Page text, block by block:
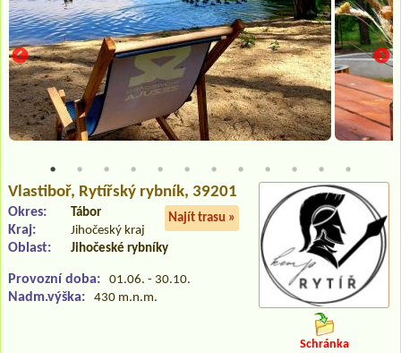
Vlastiboř, Rytířský rybník, 39201
Najít trasu »
Okres: Tábor
Kraj: Jihočeský kraj
Oblast: Jihočeské rybníky
Provozní doba: 01.06. - 30.10.
Nadm.výška: 430 m.n.m.
Schránka